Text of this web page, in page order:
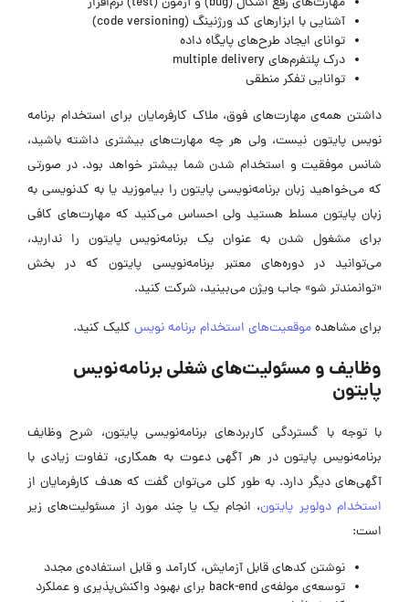
آشنایی با ابزارهای کد ورژنینگ (code versioning)
توانای ایجاد طرح‌های پایگاه داده
درک پلتفرم‌های multiple delivery
توانایی تفکر منطقی
داشتن همه‌ی مهارت‌های فوق، ملاک کارفرمایان برای استخدام برنامه
نویس پایتون نیست، ولی هر چه مهارت‌های بیشتری داشته باشید،
شانس موفقیت و استخدام شدن شما بیشتر خواهد بود. در صورتی
که می‌خواهید زبان برنامه‌نویسی پایتون را بیاموزید یا به کدنویسی به
زبان پایتون مسلط هستید ولی احساس می‌کنید که مهارت‌های کافی
برای مشغول شدن به عنوان یک برنامه‌نویس پایتون را ندارید،
می‌توانید در دوره‌های معتبر برنامه‌نویسی پایتون که در بخش
«توانمندتر شو» جاب ویژن می‌بینید، شرکت کنید.
برای مشاهدهموقعیت‌های استخدام برنامه نویس کلیک کنید.
وظایف و مسئولیت‌های شغلی برنامه‌نویس
پایتون
با توجه با گستردگی کاربردهای برنامه‌نویسی پایتون، شرح وظایف
برنامه‌نویس پایتون در هر آگهی دعوت به همکاری، تفاوت زیادی با
آگهی‌های دیگر دارد. به طور کلی می‌توان گفت که هدف کارفرمایان از
استخدام دولوپر پایتون، انجام یک یا چند مورد از مسئولیت‌های زیر
است:
نوشتن کدهای قابل آزمایش، کارآمد و قابل استفاده‌ی مجدد
توسعه‌ی مولفه‌ی back-end برای بهبود واکنش‌پذیری و عملکرد